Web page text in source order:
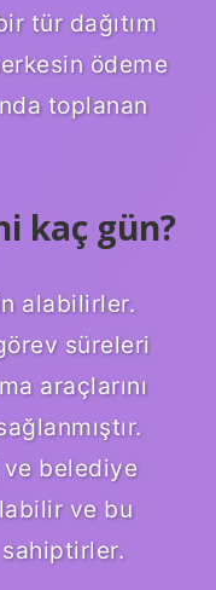
tür dağıtım
ödeme
toplanan
kaç gün?
alabilirler.
süreleri
araçlarını
belediye
ve bu
sahiptirler.